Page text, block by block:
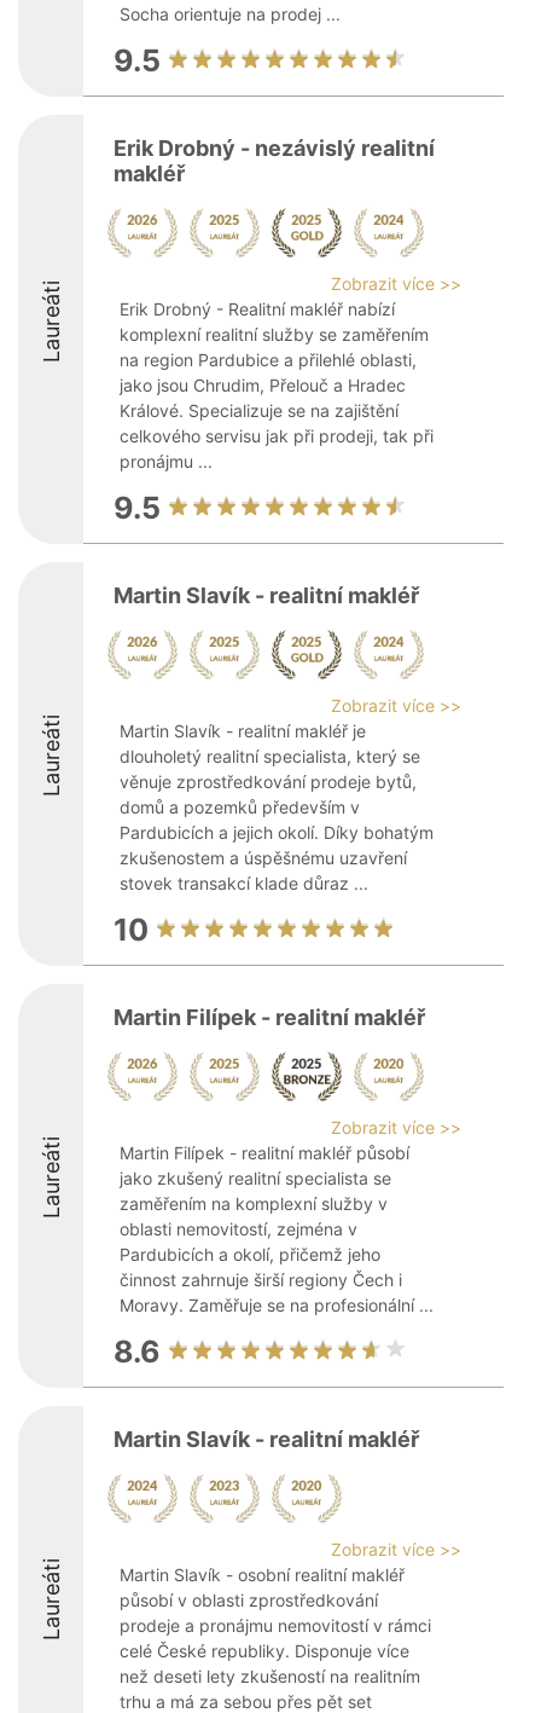
Socha orientuje na prodej ...
9.5
Laureáti
Erik Drobný - nezávislý realitní
makléř
Zobrazit více >>
Erik Drobný - Realitní makléř nabízí
komplexní realitní služby se zaměřením
na region Pardubice a přilehlé oblasti,
jako jsou Chrudim, Přelouč a Hradec
Králové. Specializuje se na zajištění
celkového servisu jak při prodeji, tak při
pronájmu ...
9.5
Laureáti
Martin Slavík - realitní makléř
Zobrazit více >>
Martin Slavík - realitní makléř je
dlouholetý realitní specialista, který se
věnuje zprostředkování prodeje bytů,
domů a pozemků především v
Pardubicích a jejich okolí. Díky bohatým
zkušenostem a úspěšnému uzavření
stovek transakcí klade důraz ...
10
Laureáti
Martin Filípek - realitní makléř
Zobrazit více >>
Martin Filípek - realitní makléř působí
jako zkušený realitní specialista se
zaměřením na komplexní služby v
oblasti nemovitostí, zejména v
Pardubicích a okolí, přičemž jeho
činnost zahrnuje širší regiony Čech i
Moravy. Zaměřuje se na profesionální ...
8.6
Laureáti
Martin Slavík - realitní makléř
Zobrazit více >>
Martin Slavík - osobní realitní makléř
působí v oblasti zprostředkování
prodeje a pronájmu nemovitostí v rámci
celé České republiky. Disponuje více
než deseti lety zkušeností na realitním
trhu a má za sebou přes pět set